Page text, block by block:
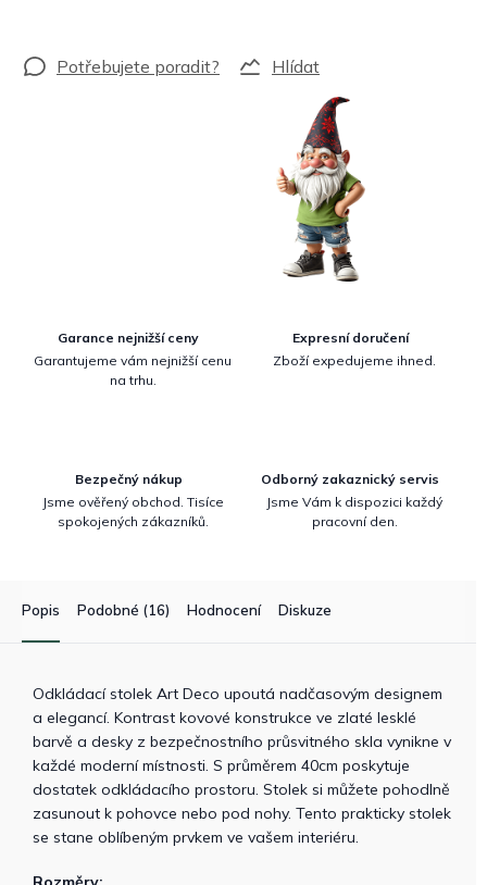
Hlídat
Garance nejnižší ceny
Garantujeme vám nejnižší cenu
na trhu.
Expresní doručení
Zboží expedujeme ihned.
Bezpečný nákup
Jsme ověřený obchod. Tisíce
spokojených zákazníků.
Odborný zakaznický servis
Jsme Vám k dispozici každý
pracovní den.
Popis Podobné (16) Hodnocení Diskuze
Odkládací stolek Art Deco upoutá nadčasovým designem
a elegancí. Kontrast kovové konstrukce ve zlaté lesklé
barvě a desky z bezpečnostního průsvitného skla vynikne v
každé moderní místnosti. S průměrem 40cm poskytuje
dostatek odkládacího prostoru. Stolek si můžete pohodlně
zasunout k pohovce nebo pod nohy. Tento prakticky stolek
se stane oblíbeným prvkem ve vašem interiéru.